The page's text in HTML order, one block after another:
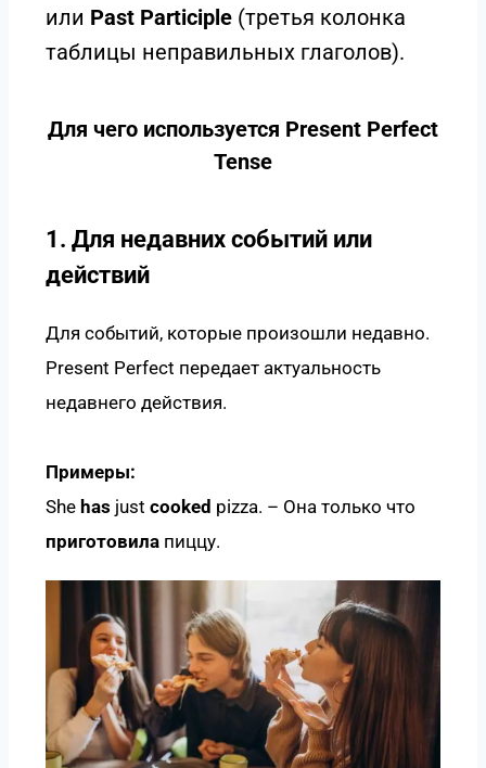
или Past Participle (третья колонка
таблицы неправильных глаголов).
Для чего используется Present Perfect
Tense
1. Для недавних событий или
действий
Для событий, которые произошли недавно.
Present Perfect передает актуальность
недавнего действия.
Примеры:
She has just cooked pizza. – Она только что
приготовила пиццу.